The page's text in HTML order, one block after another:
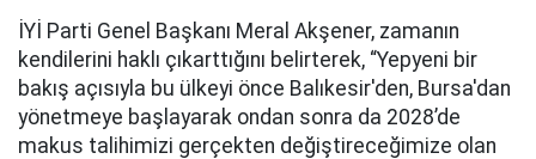
İYİ Parti Genel Başkanı Meral Akşener, zamanın
kendilerini haklı çıkarttığını belirterek, “Yepyeni bir
bakış açısıyla bu ülkeyi önce Balıkesir'den, Bursa'dan
yönetmeye başlayarak ondan sonra da 2028’de
makus talihimizi gerçekten değiştireceğimize olan